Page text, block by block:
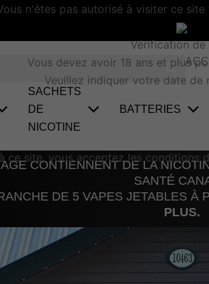
SACHETS
DE
NICOTINE
BATTERIES
CONTIENNENT DE LA
SANTÉ
DE 5 VAPES JETABLES À
PLUS.
n'êtes pas autorisé à visiter ce
Vérification de
Vous devez avoir 18 ans et plus
Veuillez indiquer votre date de
ce site, vous acceptez les